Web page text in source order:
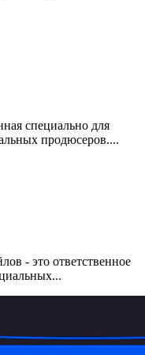
специально для
продюсеров....
- это ответственное